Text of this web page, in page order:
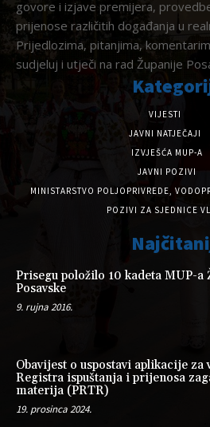
govore i izjave premijera,
prijenose različitih događanja u
Prijedlozima, pitanjima,
sudjeluj i utječi na rad Županije
VIJESTI
JAVNI NATJEČAJI
IZVJEŠĆA MUP-A
JAVNI POZIVI
MINISTARSTVO POLJOPRIVREDE,
POZIVI ZA SJEDNICE
Prisegu položilo 10 kadeta MUP-a
Posavske
9. rujna 2016.
Obavijest o uspostavi aplikacije za
Registra ispuštanja i prijenosa
materija (PRTR)
19. prosinca 2024.